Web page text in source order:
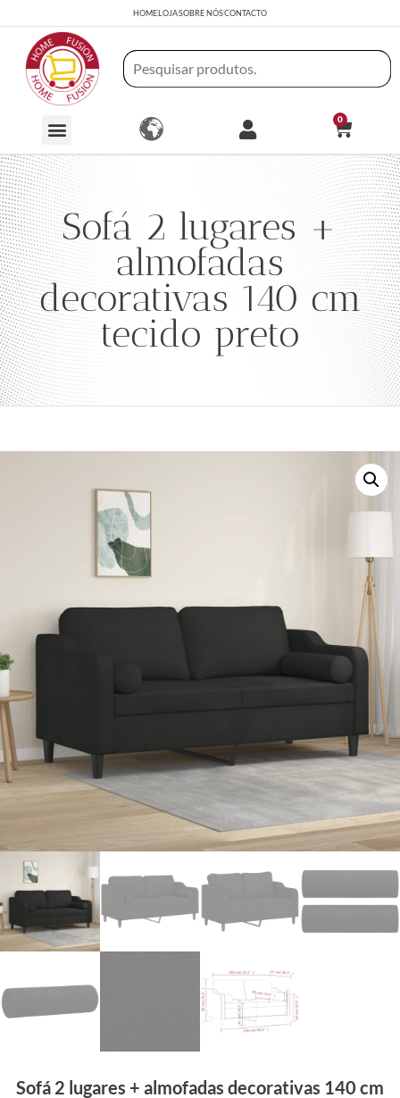
HOMELOJASOBRE NÓSCONTACTO
0
Sofá 2 lugares +
almofadas
decorativas 140 cm
tecido preto
Sofá 2 lugares + almofadas decorativas 140 cm